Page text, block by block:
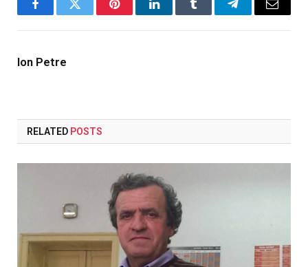
FacebookTwitter PinterestLinkedInTumblr TelegramEmail
Ion Petre
RELATED POSTS